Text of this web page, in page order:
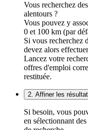
Vous recherchez
alentours ?
Vous pouvez y
0 et 100 km (par
Si vous recherchez
devez alors
Lancez votre
offres d'emploi
restituée.
2. Affiner les
Si besoin, vous
en sélectionnant